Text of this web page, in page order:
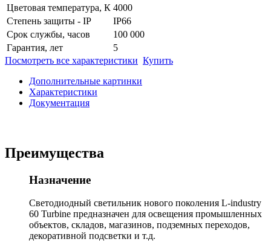
Цветовая температура, К 4000
Степень защиты - IP
IP66
Срок службы, часов
100 000
Гарантия, лет
5
Посмотреть все характеристики Купить
Дополнительные картинки
Характеристики
Документация
Преимущества
Назначение
Светодиодный светильник нового поколения L-industry
60 Turbine предназначен для освещения промышленных
объектов, складов, магазинов, подземных переходов,
декоративной подсветки и т.д.